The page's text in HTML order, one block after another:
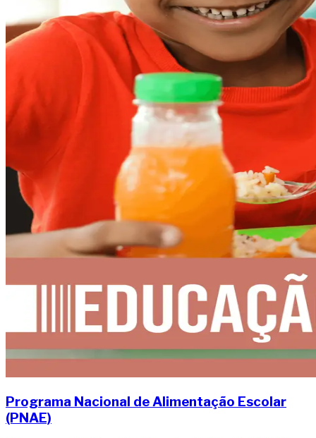
Programa Nacional de Alimentação Escolar
(PNAE)